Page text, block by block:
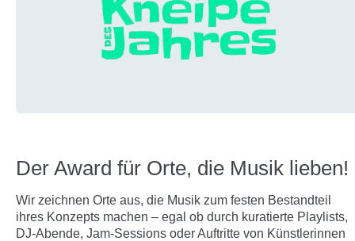
Der Award für Orte, die Musik lieben!
Wir zeichnen Orte aus, die Musik zum festen Bestandteil
ihres Konzepts machen – egal ob durch kuratierte Playlists,
DJ-Abende, Jam-Sessions oder Auftritte von Künstlerinnen